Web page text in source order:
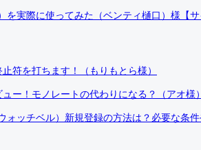
を実際に使ってみた（ベンティ樋口）様【
符を打ちます！（もりもとら様）
ー！モノレートの代わりになる？（アオ様
ォッチベル）新規登録の方法は？必要な条